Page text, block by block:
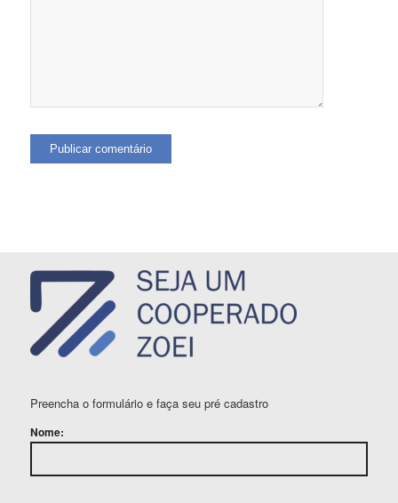
Preencha o formulário e faça seu pré cadastro
Nome: